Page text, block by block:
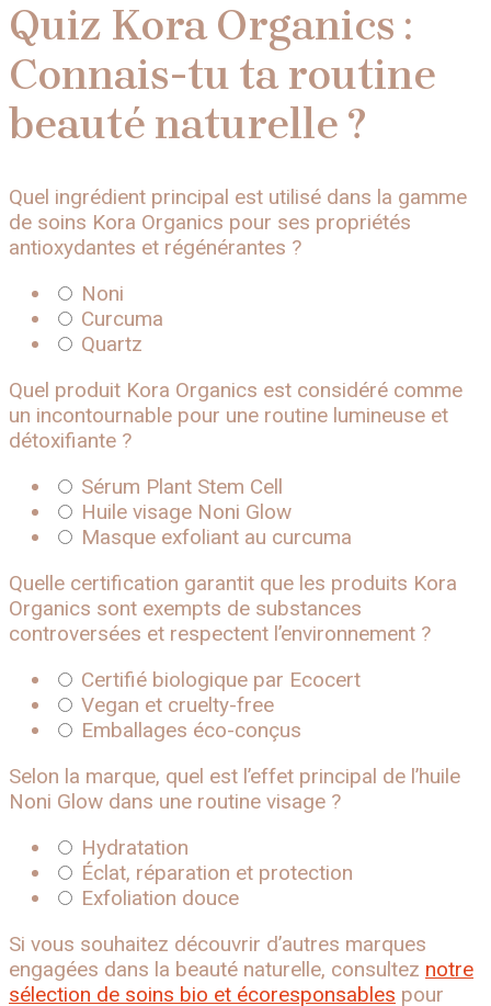
Quiz Kora Organics :
Connais-tu ta routine
beauté naturelle ?
Quel ingrédient principal est utilisé dans la gamme
de soins Kora Organics pour ses propriétés
antioxydantes et régénérantes ?
Noni
Curcuma
Quartz
Quel produit Kora Organics est considéré comme
un incontournable pour une routine lumineuse et
détoxifiante ?
Sérum Plant Stem Cell
Huile visage Noni Glow
Masque exfoliant au curcuma
Quelle certification garantit que les produits Kora
Organics sont exempts de substances
controversées et respectent l’environnement ?
Certifié biologique par Ecocert
Vegan et cruelty-free
Emballages éco-conçus
Selon la marque, quel est l’effet principal de l’huile
Noni Glow dans une routine visage ?
Hydratation
Éclat, réparation et protection
Exfoliation douce
Si vous souhaitez découvrir d’autres marques
engagées dans la beauté naturelle, consultez notre
sélection de soins bio et écoresponsables pour